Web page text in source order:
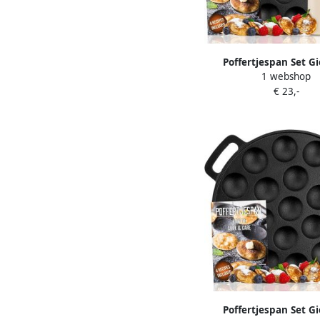
Poffertjespan Set
Geschikt voor
Warmtebronnen
1 webshop
€ 23,-
Poffertjespan Set